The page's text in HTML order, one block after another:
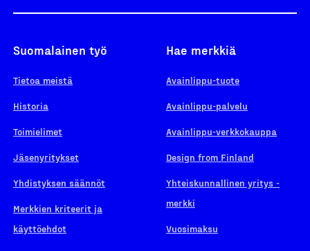
Suomalainen työ
Tietoa meistä
Historia
Toimielimet
Jäsenyritykset
Yhdistyksen säännöt
Merkkien kriteerit ja
käyttöehdot
Hae merkkiä
Avainlippu-tuote
Avainlippu-palvelu
Avainlippu-verkkokauppa
Design from Finland
Yhteiskunnallinen yritys -
merkki
Vuosimaksu